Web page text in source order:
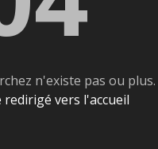
n'existe pas ou plus.
vers l'accueil